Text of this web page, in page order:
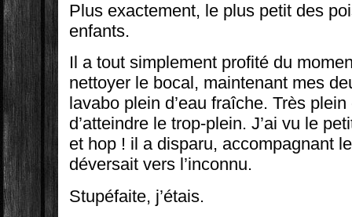
Plus exactement, le plus petit des
enfants.
Il a tout simplement profité du
nettoyer le bocal, maintenant mes
lavabo plein d’eau fraîche. Très
d’atteindre le trop-plein. J’ai vu le
et hop ! il a disparu, accompagnant
déversait vers l’inconnu.
Stupéfaite, j’étais.